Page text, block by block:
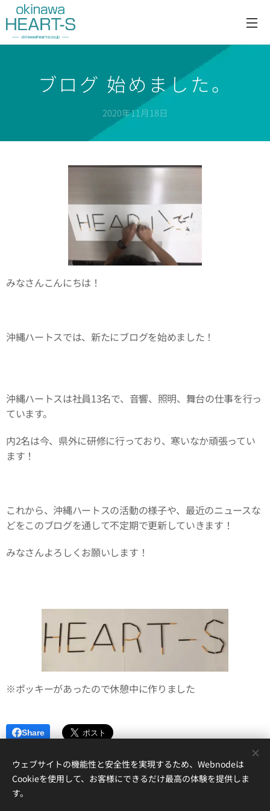
ブログ 始めました。
2020年11月18日
みなさんこんにちは！
沖縄ハートスでは、新たにブログを始めました！
沖縄ハートスは社員13名で、音響、照明、舞台の仕事を行っ
ています。
内2名は今、県外に研修に行っており、寒いなか頑張ってい
ます！
これから、沖縄ハートスの活動の様子や、最近のニュースな
どをこのブログを通して不定期で更新していきます！
みなさんよろしくお願いします！
※ポッキーがあったので休憩中に作りました
Share
ウェブサイトの機能性と安全性を実現するため、Webnodeは
Cookieを使用して、お客様にできるだけ最高の体験を提供しま
す。